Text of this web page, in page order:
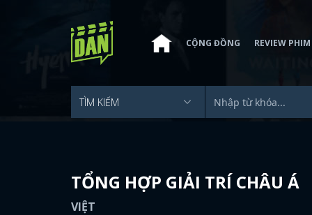
CỘNG ĐỒNG REVIEW PHIM
TỔNG HỢP GIẢI TRÍ CHÂU Á
VIỆT